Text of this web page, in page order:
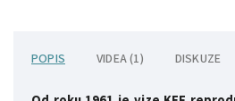
POPIS VIDEA (1) DISKUZE